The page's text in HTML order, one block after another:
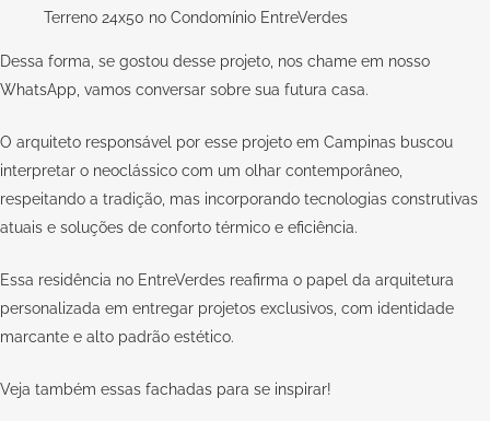
Dessa forma, se gostou desse projeto, nos chame em nosso
WhatsApp, vamos conversar sobre sua futura casa.
O arquiteto responsável por esse projeto em Campinas buscou
interpretar o neoclássico com um olhar contemporâneo,
respeitando a tradição, mas incorporando tecnologias construtivas
atuais e soluções de conforto térmico e eficiência.
Essa residência no EntreVerdes reafirma o papel da arquitetura
personalizada em entregar projetos exclusivos, com identidade
marcante e alto padrão estético.
Veja também essas fachadas para se inspirar!